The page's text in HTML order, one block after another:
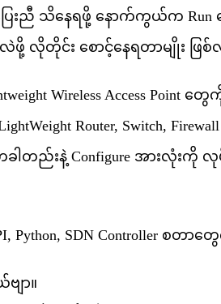
းညီ သိနေရဖို့ နောက်ကွယ်က Run န
လဲဖို့ လိုတိုင်း စောင့်နေရတာမျိုး ဖြ
Wireless Access Point တွေ
Router, Switch,
ခါတည်းနဲ့ Configure အားလုံးကို
Python, SDN Controller စတာ
ျာ။